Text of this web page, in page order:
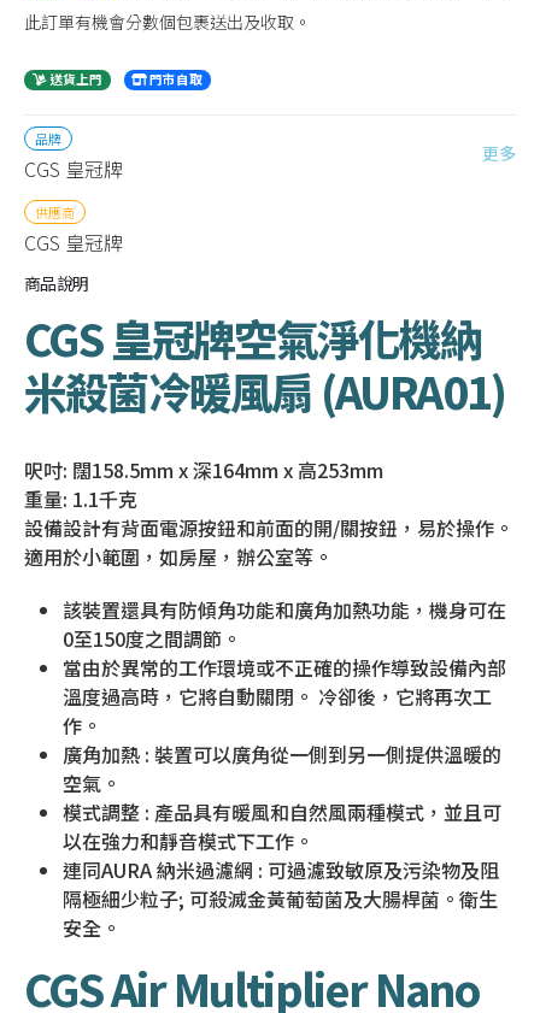
此訂單有機會分數個包裹送出及收取。
送貨上門 門市自取
品牌
CGS 皇冠牌
更多
供應商
CGS 皇冠牌
商品說明
CGS 皇冠牌空氣淨化機納
米殺菌冷暖風扇 (AURA01)
呎吋: 闊158.5mm x 深164mm x 高253mm
重量: 1.1千克
設備設計有背面電源按鈕和前面的開/關按鈕，易於操作。
適用於小範圍，如房屋，辦公室等。
該裝置還具有防傾角功能和廣角加熱功能，機身可在
0至150度之間調節。
當由於異常的工作環境或不正確的操作導致設備內部
溫度過高時，它將自動關閉。 冷卻後，它將再次工
作。
廣角加熱 : 裝置可以廣角從一側到另一側提供溫暖的
空氣。
模式調整 : 產品具有暖風和自然風兩種模式，並且可
以在強力和靜音模式下工作。
連同AURA 納米過濾網 : 可過濾致敏原及污染物及阻
隔極細少粒子; 可殺滅金黃葡萄菌及大腸桿菌。衛生
安全。
CGS Air Multiplier Nano